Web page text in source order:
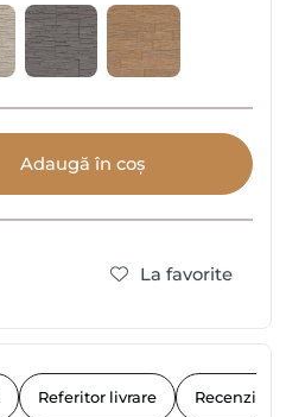
Adaugă în coș
La favorite
Referitor livrare Recenzii